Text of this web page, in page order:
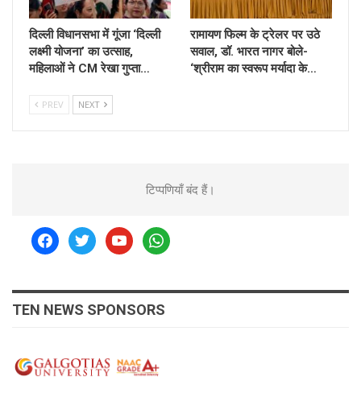
दिल्ली विधानसभा में गूंजा ‘दिल्ली
लक्ष्मी योजना’ का उत्साह,
महिलाओं ने CM रेखा गुप्ता…
रामायण फिल्म के ट्रेलर पर उठे
सवाल, डॉ. भारत नागर बोले-
‘श्रीराम का स्वरूप मर्यादा के…
PREV NEXT
टिप्पणियाँ बंद हैं।
facebooktwitteryoutubewhatsapp
TEN NEWS SPONSORS